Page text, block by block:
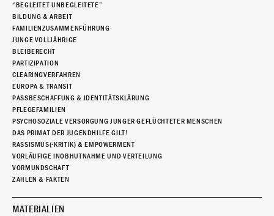
“BEGLEITET UNBEGLEITETE”
BILDUNG & ARBEIT
FAMILIENZUSAMMENFÜHRUNG
JUNGE VOLLJÄHRIGE
BLEIBERECHT
PARTIZIPATION
CLEARINGVERFAHREN
EUROPA & TRANSIT
PASSBESCHAFFUNG & IDENTITÄTSKLÄRUNG
PFLEGEFAMILIEN
PSYCHOSOZIALE VERSORGUNG JUNGER GEFLÜCHTETER MENSCHEN
DAS PRIMAT DER JUGENDHILFE GILT!
RASSISMUS(-KRITIK) & EMPOWERMENT
VORLÄUFIGE INOBHUTNAHME UND VERTEILUNG
VORMUNDSCHAFT
ZAHLEN & FAKTEN
MATERIALIEN